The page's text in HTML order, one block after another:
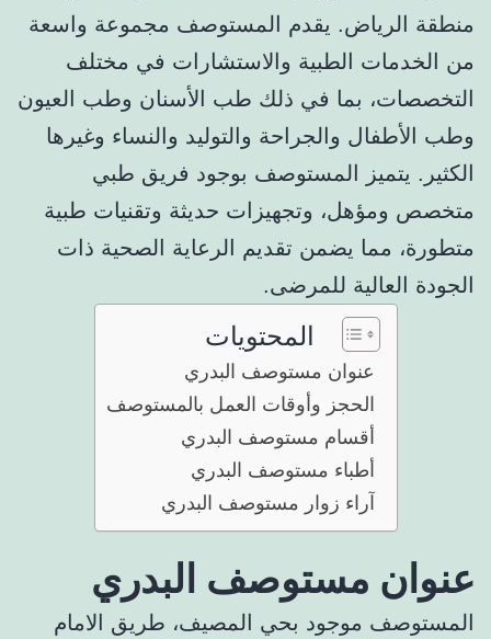
منطقة الرياض. يقدم المستوصف مجموعة واسعة
من الخدمات الطبية والاستشارات في مختلف
التخصصات، بما في ذلك طب الأسنان وطب العيون
وطب الأطفال والجراحة والتوليد والنساء وغيرها
الكثير. يتميز المستوصف بوجود فريق طبي
متخصص ومؤهل، وتجهيزات حديثة وتقنيات طبية
متطورة، مما يضمن تقديم الرعاية الصحية ذات
الجودة العالية للمرضى.
المحتويات
عنوان مستوصف البدري
الحجز وأوقات العمل بالمستوصف
أقسام مستوصف البدري
أطباء مستوصف البدري
آراء زوار مستوصف البدري
عنوان مستوصف البدري
المستوصف موجود بحي المصيف، طريق الامام